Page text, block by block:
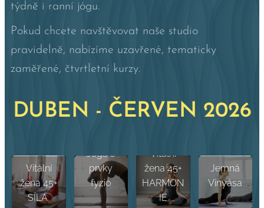
týdně i ranní jógu.
Pokud chcete navštěvovat naše studio
pravidelně, nabízíme uzavřené, tematicky
zaměřené, čtvrtletní kurzy.
DUBEN - ČERVEN 2026
Vitální
žena 45+
SÍLA
Jóga s
prvky
fyzio
Vitální
žena 45+
HARMON
IE
Jemná
Vinyása